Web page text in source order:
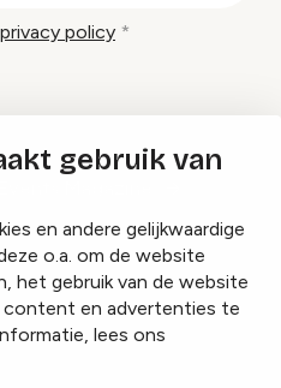
gebruik van
en andere gelijkwaardige
o.a. om de website
het gebruik van de website
content en advertenties te
lees ons
privacy policy
Magazine